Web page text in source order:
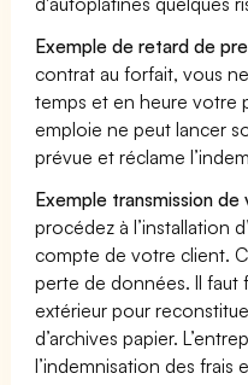
Exemple de retard de
contrat au forfait, vous
temps et en heure votre
emploie ne peut lancer
prévue et réclame
Exemple transmission de
procédez à l’installation
compte de votre client.
perte de données. Il faut
extérieur pour
d’archives papier.
l’indemnisation des frais